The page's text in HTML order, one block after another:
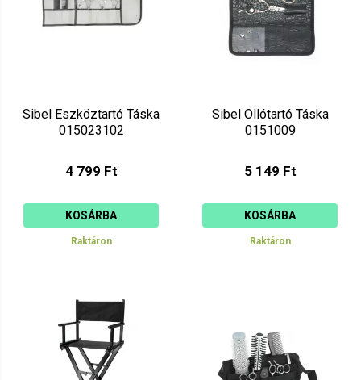
Sibel Eszköztartó Táska
015023102
4 799 Ft
KOSÁRBA
Raktáron
Sibel Ollótartó Táska
0151009
5 149 Ft
KOSÁRBA
Raktáron